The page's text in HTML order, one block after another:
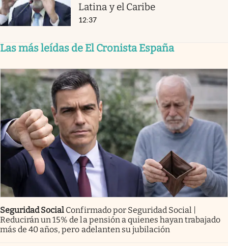
Latina y el Caribe
12:37
Las más leídas de El Cronista España
Seguridad Social Confirmado por Seguridad Social |
Reducirán un 15% de la pensión a quienes hayan trabajado
más de 40 años, pero adelanten su jubilación